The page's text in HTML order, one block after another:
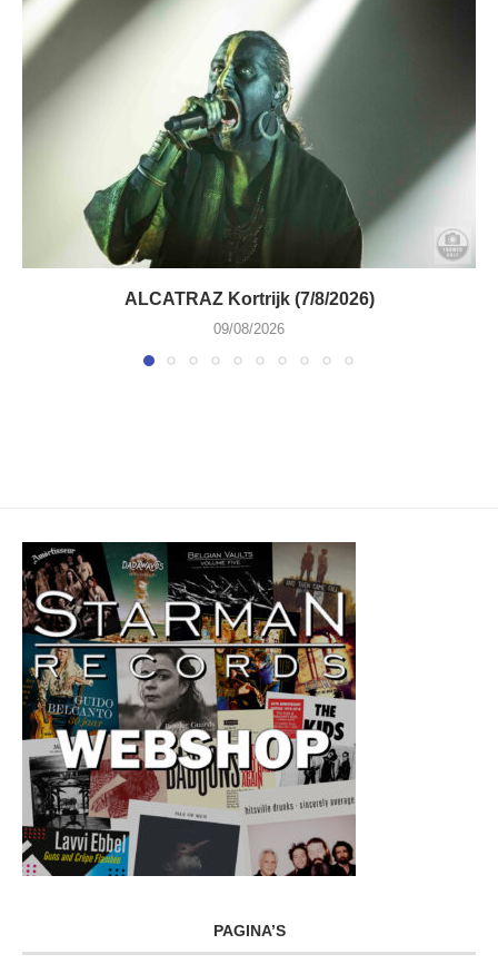
ALCATRAZ Kortrijk (7/8/2026)
09/08/2026
PAGINA’S